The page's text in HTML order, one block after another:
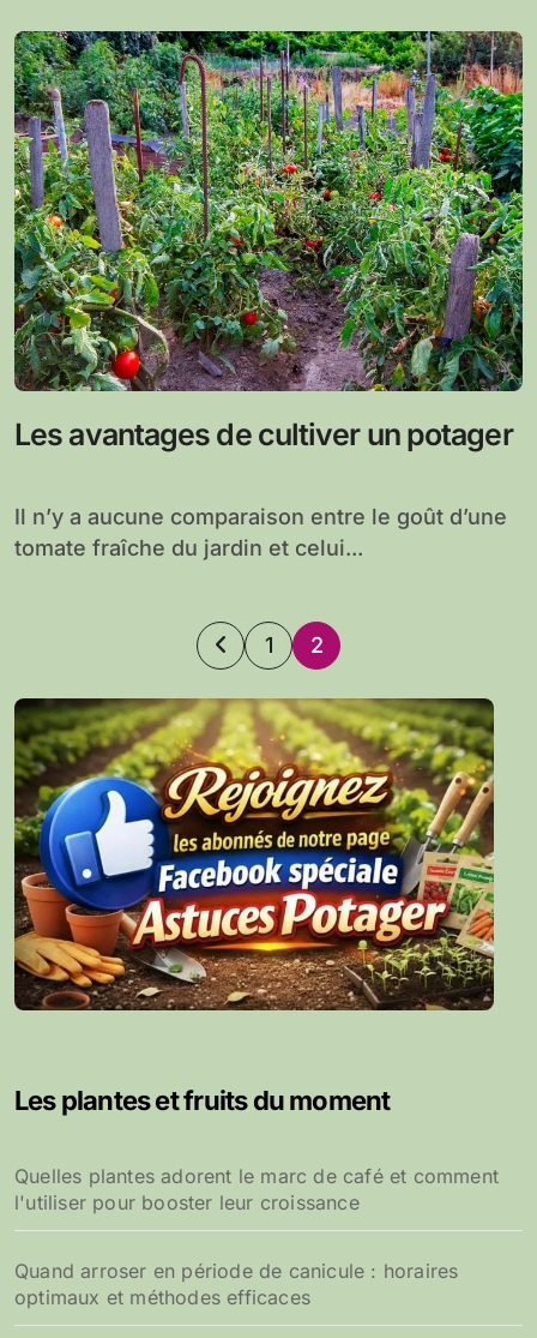
Les avantages de cultiver un potager
Il n’y a aucune comparaison entre le goût d’une
tomate fraîche du jardin et celui...
Pagination
des
publications
1 2
Les plantes et fruits du moment
Quelles plantes adorent le marc de café et comment
l'utiliser pour booster leur croissance
Quand arroser en période de canicule : horaires
optimaux et méthodes efficaces